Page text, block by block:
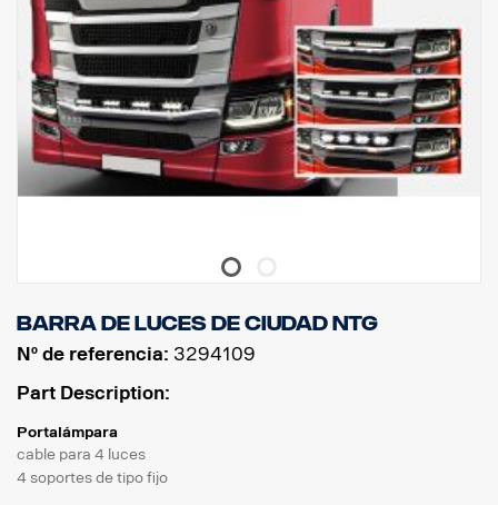
Barra de luces de ciudad NTG
Nº de referencia: 3294109
Part Description:
Portalámpara
cable para 4 luces
4 soportes de tipo fijo